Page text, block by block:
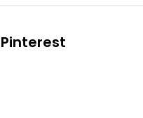
Pinterest